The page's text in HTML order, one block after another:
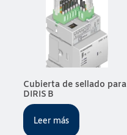
Cubierta de sellado para
DIRIS B
Leer más